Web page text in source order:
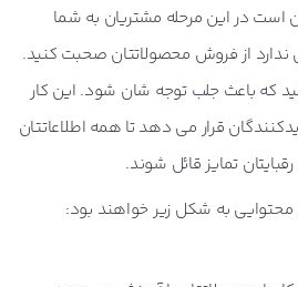
است در این مرحله مشتریان به شما
ندارد از فروش محصولاتتان صحبت کنید.
که باعث جلب توجه شان شود. این کار
قرار می دهد تا همه اطلاعاتتان
تمایز قائل شوند.
محتوایی به شکل زیر خواهند بود: